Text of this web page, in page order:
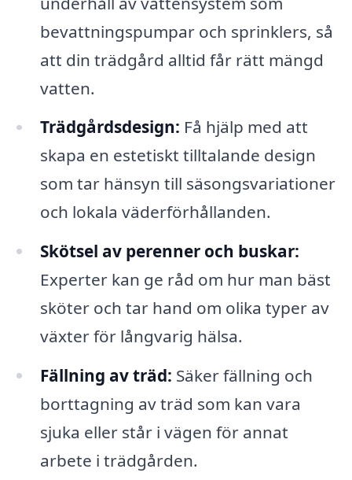
bevattningspumpar och sprinklers, så
att din trädgård alltid får rätt mängd
vatten.
Trädgårdsdesign: Få hjälp med att
skapa en estetiskt tilltalande design
som tar hänsyn till säsongsvariationer
och lokala väderförhållanden.
Skötsel av perenner och buskar:
Experter kan ge råd om hur man bäst
sköter och tar hand om olika typer av
växter för långvarig hälsa.
Fällning av träd: Säker fällning och
borttagning av träd som kan vara
sjuka eller står i vägen för annat
arbete i trädgården.